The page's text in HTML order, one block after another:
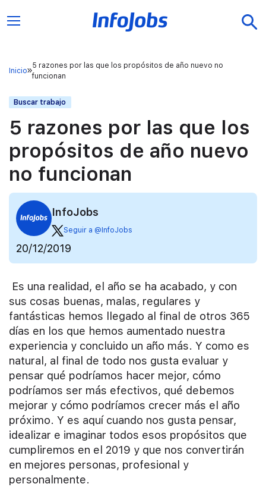
Inicio
5 razones por las que los propósitos de año nuevo no
funcionan
Buscar trabajo
5 razones por las que los
propósitos de año nuevo
no funcionan
InfoJobs
Seguir a @InfoJobs
20/12/2019
Es una realidad, el año se ha acabado, y con
sus cosas buenas, malas, regulares y
fantásticas hemos llegado al final de otros 365
días en los que hemos aumentado nuestra
experiencia y concluido un año más. Y como es
natural, al final de todo nos gusta evaluar y
pensar qué podríamos hacer mejor, cómo
podríamos ser más efectivos, qué debemos
mejorar y cómo podríamos crecer más el año
próximo. Y es aquí cuando nos gusta pensar,
idealizar e imaginar todos esos propósitos que
cumpliremos en el 2019 y que nos convertirán
en mejores personas, profesional y
personalmente.